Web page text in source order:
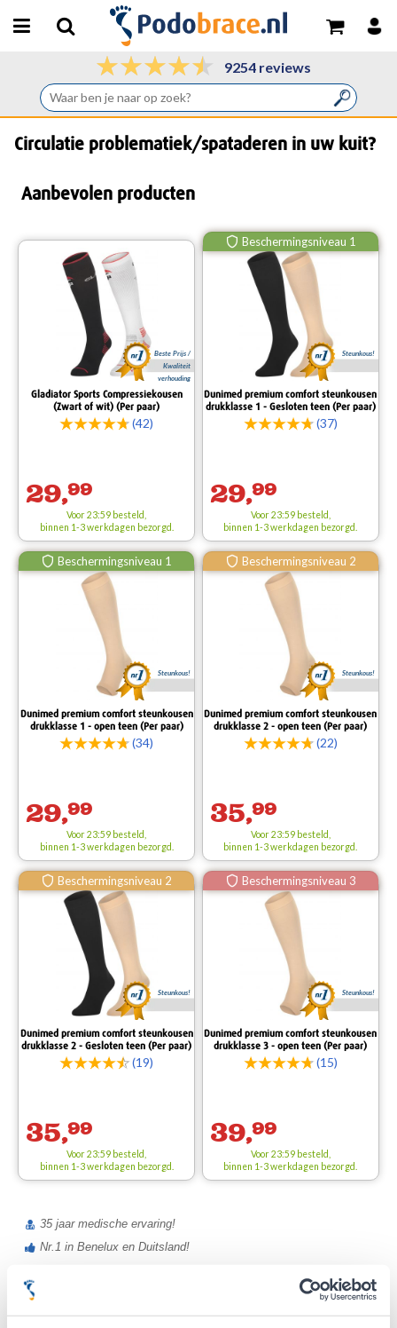
9254 reviews
Circulatie problematiek/spataderen in uw kuit?
Aanbevolen producten
Beste Prijs /
Kwaliteit
verhouding
Gladiator Sports Compressiekousen
(Zwart of wit) (Per paar)
(42)
29,99
Voor 23:59 besteld,
binnen 1-3 werkdagen bezorgd.
Beschermingsniveau 1
Steunkous!
Dunimed premium comfort steunkousen
drukklasse 1 - Gesloten teen (Per paar)
(37)
29,99
Voor 23:59 besteld,
binnen 1-3 werkdagen bezorgd.
Beschermingsniveau 1
Steunkous!
Dunimed premium comfort steunkousen
drukklasse 1 - open teen (Per paar)
(34)
29,99
Voor 23:59 besteld,
binnen 1-3 werkdagen bezorgd.
Beschermingsniveau 2
Steunkous!
Dunimed premium comfort steunkousen
drukklasse 2 - open teen (Per paar)
(22)
35,99
Voor 23:59 besteld,
binnen 1-3 werkdagen bezorgd.
Beschermingsniveau 2
Steunkous!
Dunimed premium comfort steunkousen
drukklasse 2 - Gesloten teen (Per paar)
(19)
35,99
Voor 23:59 besteld,
binnen 1-3 werkdagen bezorgd.
Beschermingsniveau 3
Steunkous!
Dunimed premium comfort steunkousen
drukklasse 3 - open teen (Per paar)
(15)
39,99
Voor 23:59 besteld,
binnen 1-3 werkdagen bezorgd.
35 jaar medische ervaring!
Nr.1 in Benelux en Duitsland!
Gratis retourneren en 14 dagen uitproberen!